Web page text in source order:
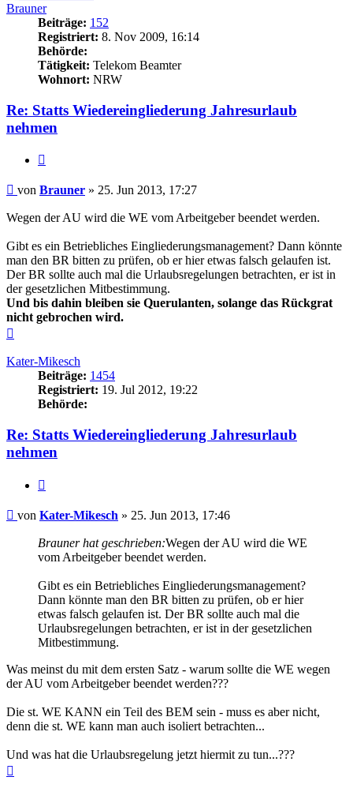
Brauner
Beiträge: 152
Registriert: 8. Nov 2009, 16:14
Behörde:
Tätigkeit: Telekom Beamter
Wohnort: NRW
Re: Statts Wiedereingliederung Jahresurlaub
nehmen
Beitrag
von Brauner » 25. Jun 2013, 17:27
Wegen der AU wird die WE vom Arbeitgeber beendet werden.
Gibt es ein Betriebliches Eingliederungsmanagement? Dann könnte
man den BR bitten zu prüfen, ob er hier etwas falsch gelaufen ist.
Der BR sollte auch mal die Urlaubsregelungen betrachten, er ist in
der gesetzlichen Mitbestimmung.
Und bis dahin bleiben sie Querulanten, solange das Rückgrat
nicht gebrochen wird.
Kater-Mikesch
Beiträge: 1454
Registriert: 19. Jul 2012, 19:22
Behörde:
Re: Statts Wiedereingliederung Jahresurlaub
nehmen
Beitrag
von Kater-Mikesch » 25. Jun 2013, 17:46
Brauner hat geschrieben:Wegen der AU wird die WE
vom Arbeitgeber beendet werden.
Gibt es ein Betriebliches Eingliederungsmanagement?
Dann könnte man den BR bitten zu prüfen, ob er hier
etwas falsch gelaufen ist. Der BR sollte auch mal die
Urlaubsregelungen betrachten, er ist in der gesetzlichen
Mitbestimmung.
Was meinst du mit dem ersten Satz - warum sollte die WE wegen
der AU vom Arbeitgeber beendet werden???
Die st. WE KANN ein Teil des BEM sein - muss es aber nicht,
denn die st. WE kann man auch isoliert betrachten...
Und was hat die Urlaubsregelung jetzt hiermit zu tun...???